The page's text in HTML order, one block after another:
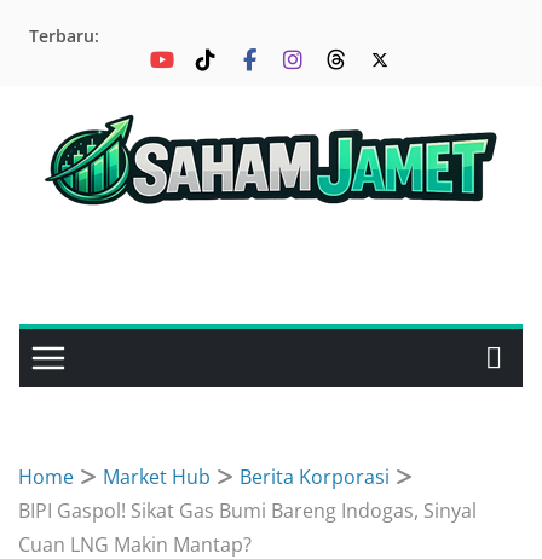
Terbaru:
Home Market Hub
Berita Korporasi
BIPI Gaspol! Sikat Gas Bumi Bareng Indogas, Sinyal
Cuan LNG Makin Mantap?